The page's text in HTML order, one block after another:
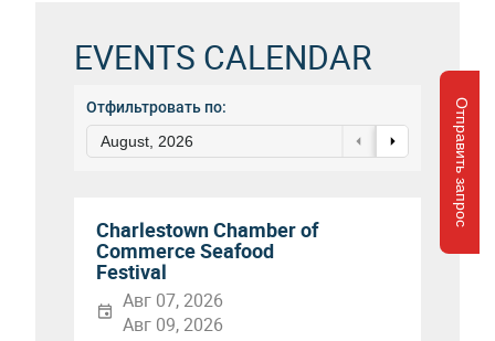
Отправить запрос
EVENTS CALENDAR
Отфильтровать по:
August, 2026
Charlestown Chamber of
Commerce Seafood
Festival
Авг 07, 2026
Авг 09, 2026